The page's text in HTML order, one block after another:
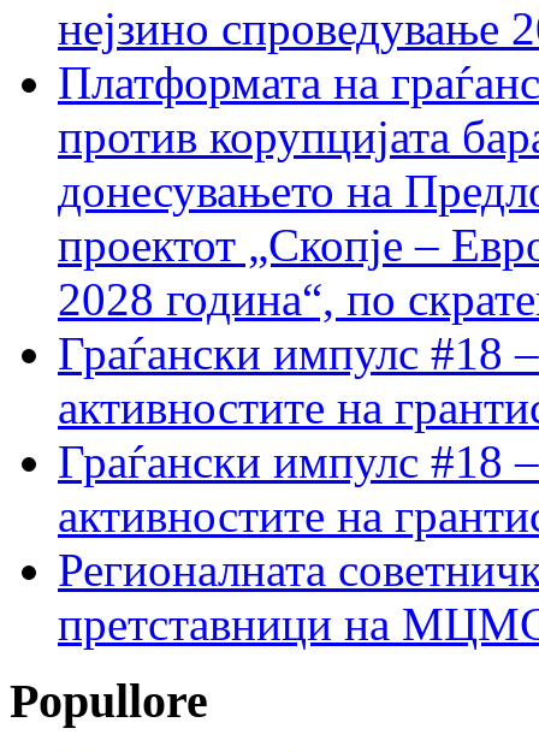
нејзино спроведување
Платформата на
против корупцијата
донесувањето на
проектот „Скопје –
2028 година“, по
Граѓански импулс #18
активностите на
Граѓански импулс #18
активностите на
Регионалната
претставници на МЦМС
Popullore